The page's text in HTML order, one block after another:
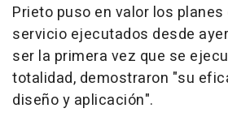
Prieto puso en valor los
servicio ejecutados desde
ser la primera vez que se
totalidad, demostraron "su
diseño y aplicación".